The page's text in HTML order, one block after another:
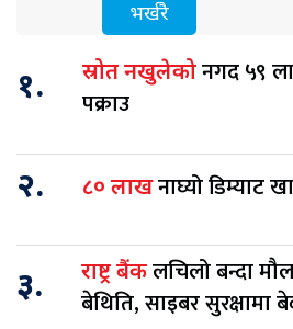
भर्खरै
१. स्रोत नखुलेकोनगद ५९
पक्राउ
२. ८० लाखनाघ्यो डिम्याट
३. राष्ट्र बैंकलचिलो बन्दा
बेथिति, साइबर सुरक्षामा